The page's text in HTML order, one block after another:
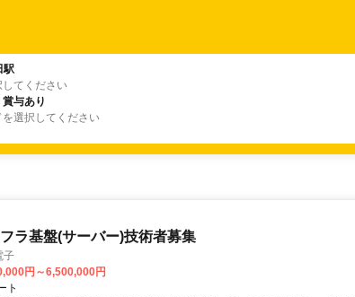
駅
てください
与あり
を選択してください
ラ基盤(サーバー)技術者募集
子
円～6,500,000円
ト